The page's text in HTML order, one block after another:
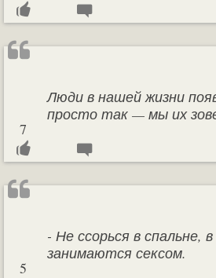
Люди в нашей жизни
просто так — мы их
7
- Не ссорься в спальне,
занимаются сексом.
5